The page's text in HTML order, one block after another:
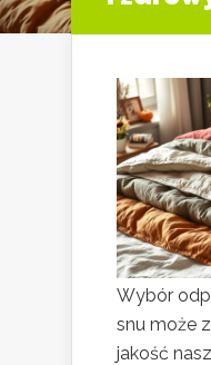
Wybór
snu może
jakość